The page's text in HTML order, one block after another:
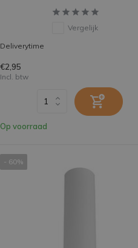
Vergelijk
Deliverytime
€2,95
Incl. btw
Op voorraad
- 60%